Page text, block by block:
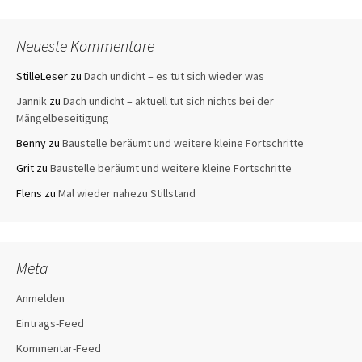
Neueste Kommentare
StilleLeser zu Dach undicht – es tut sich wieder was
Jannik zu Dach undicht – aktuell tut sich nichts bei der
Mängelbeseitigung
Benny zu Baustelle beräumt und weitere kleine Fortschritte
Grit zu Baustelle beräumt und weitere kleine Fortschritte
Flens zu Mal wieder nahezu Stillstand
Meta
Anmelden
Eintrags-Feed
Kommentar-Feed